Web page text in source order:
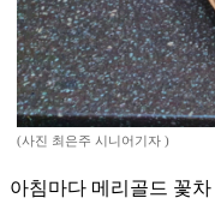
(사진 최은주 시니어기자 )
아침마다 메리골드 꽃